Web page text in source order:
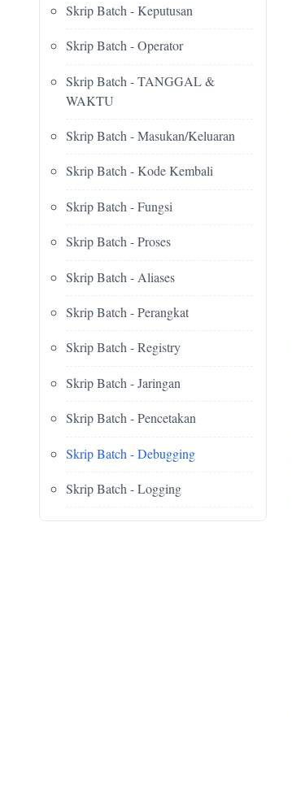
Skrip Batch - Keputusan
Skrip Batch - Operator
Skrip Batch - TANGGAL &
WAKTU
Skrip Batch - Masukan/Keluaran
Skrip Batch - Kode Kembali
Skrip Batch - Fungsi
Skrip Batch - Proses
Skrip Batch - Aliases
Skrip Batch - Perangkat
Skrip Batch - Registry
Skrip Batch - Jaringan
Skrip Batch - Pencetakan
Skrip Batch - Debugging
Skrip Batch - Logging